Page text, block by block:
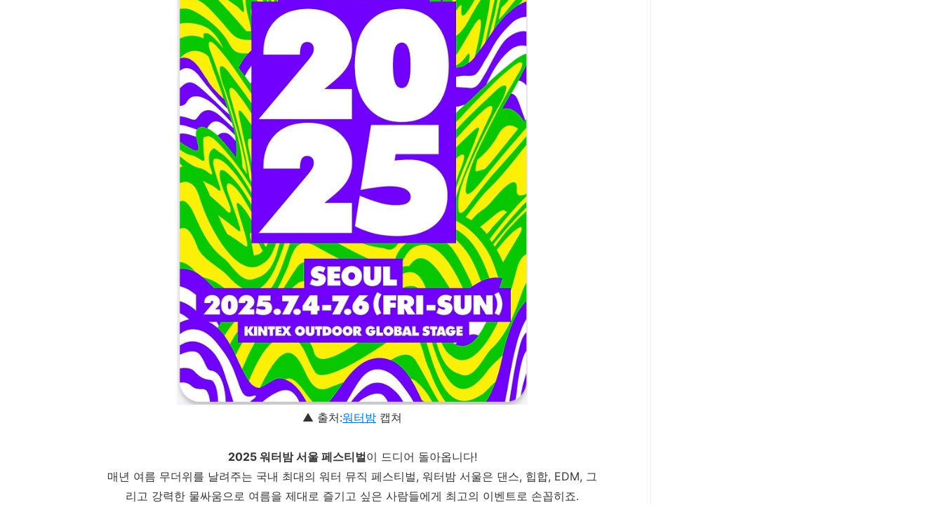
▲ 출처:워터밤 캡쳐
2025 워터밤 서울 페스티벌이 드디어 돌아옵니다!
매년 여름 무더위를 날려주는 국내 최대의 워터 뮤직 페스티벌, 워터밤 서울은 댄스, 힙합, EDM, 그
리고 강력한 물싸움으로 여름을 제대로 즐기고 싶은 사람들에게 최고의 이벤트로 손꼽히죠.